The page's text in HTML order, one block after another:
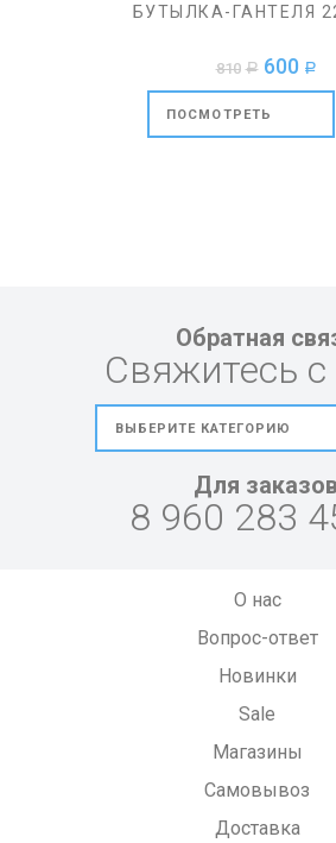
БУТЫЛКА-ГАНТЕЛЯ
810 a 600 a
ПОСМОТРЕТЬ
Обратная
Свяжитесь
Для заказов
8 960 283
О нас
Вопрос-ответ
Новинки
Sale
Магазины
Самовывоз
Доставка